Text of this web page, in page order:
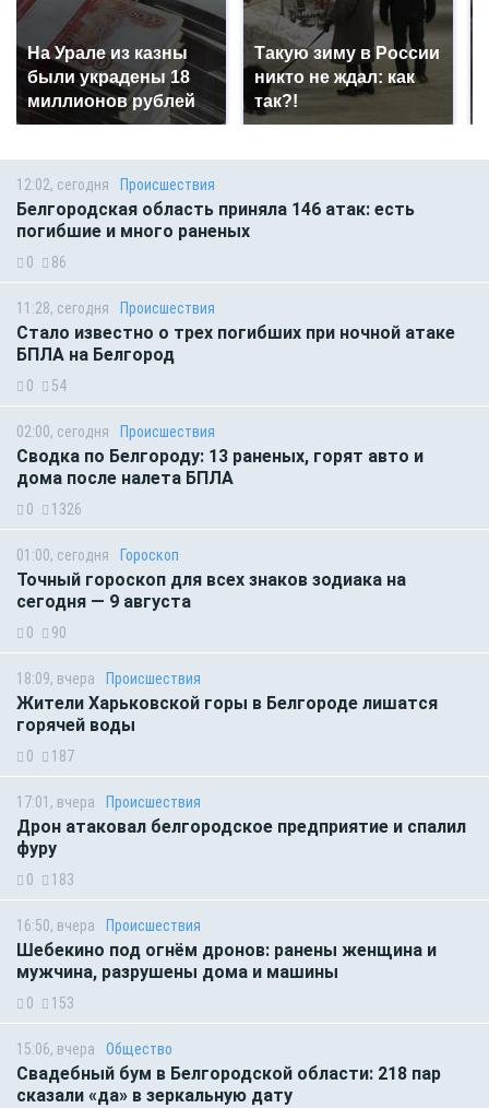
На Урале из казны
были украдены 18
миллионов рублей
Такую зиму в России
никто не ждал: как
так?!
12:02, сегодня Происшествия
Белгородская область приняла 146 атак: есть
погибшие и много раненых
0 86
11:28, сегодня Происшествия
Стало известно о трех погибших при ночной атаке
БПЛА на Белгород
0 54
02:00, сегодня Происшествия
Сводка по Белгороду: 13 раненых, горят авто и
дома после налета БПЛА
0 1326
01:00, сегодня Гороскоп
Точный гороскоп для всех знаков зодиака на
сегодня — 9 августа
0 90
18:09, вчера Происшествия
Жители Харьковской горы в Белгороде лишатся
горячей воды
0 187
17:01, вчера Происшествия
Дрон атаковал белгородское предприятие и спалил
фуру
0 183
16:50, вчера Происшествия
Шебекино под огнём дронов: ранены женщина и
мужчина, разрушены дома и машины
0 153
15:06, вчера Общество
Свадебный бум в Белгородской области: 218 пар
сказали «да» в зеркальную дату